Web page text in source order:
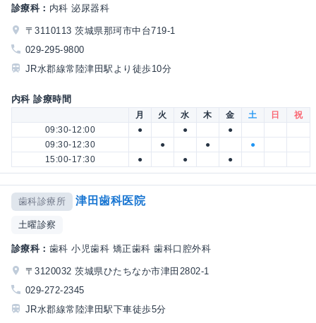
診療科： 内科 泌尿器科
〒3110113 茨城県那珂市中台719-1
029-295-9800
JR水郡線常陸津田駅より徒歩10分
内科 診療時間
月 火 水 木 金 土 日
祝
09:30-12:00
● ●
●
09:30-12:30
● ●
●
15:00-17:30
● ● ●
歯科診療所 津田歯科医院
土曜診察
診療科： 歯科 小児歯科 矯正歯科 歯科口腔外科
〒3120032 茨城県ひたちなか市津田2802-1
029-272-2345
JR水郡線常陸津田駅下車徒歩5分